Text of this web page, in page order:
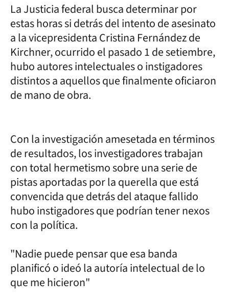
La Justicia federal busca determinar por
estas horas si detrás del intento de asesinato
a la vicepresidenta Cristina Fernández de
Kirchner, ocurrido el pasado 1 de setiembre,
hubo autores intelectuales o instigadores
distintos a aquellos que finalmente oficiaron
de mano de obra.
Con la investigación amesetada en términos
de resultados, los investigadores trabajan
con total hermetismo sobre una serie de
pistas aportadas por la querella que está
convencida que detrás del ataque fallido
hubo instigadores que podrían tener nexos
con la política.
"Nadie puede pensar que esa banda
planificó o ideó la autoría intelectual de lo
que me hicieron"